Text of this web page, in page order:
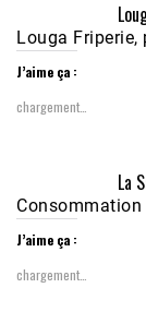
Nobana
Feb 24, 2021 •
Louga Friperie,
J’aime ça :
chargement…
La
J’aime ça :
chargement…